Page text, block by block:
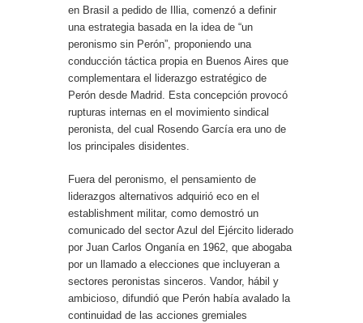
en Brasil a pedido de Illia, comenzó a definir
una estrategia basada en la idea de “un
peronismo sin Perón”, proponiendo una
conducción táctica propia en Buenos Aires que
complementara el liderazgo estratégico de
Perón desde Madrid. Esta concepción provocó
rupturas internas en el movimiento sindical
peronista, del cual Rosendo García era uno de
los principales disidentes.
Fuera del peronismo, el pensamiento de
liderazgos alternativos adquirió eco en el
establishment militar, como demostró un
comunicado del sector Azul del Ejército liderado
por Juan Carlos Onganía en 1962, que abogaba
por un llamado a elecciones que incluyeran a
sectores peronistas sinceros. Vandor, hábil y
ambicioso, difundió que Perón había avalado la
continuidad de las acciones gremiales